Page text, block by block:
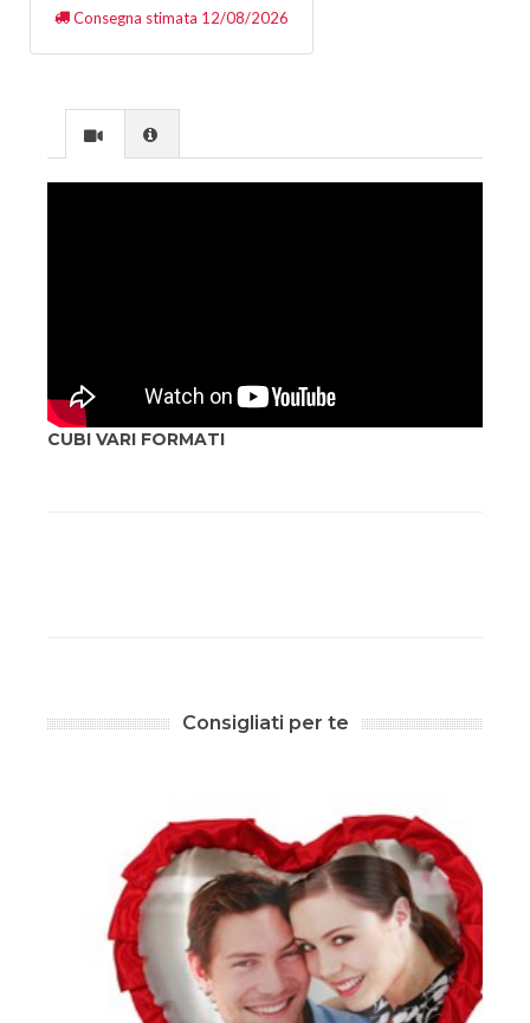
Consegna stimata 12/08/2026
CUBI VARI FORMATI
Consigliati per te